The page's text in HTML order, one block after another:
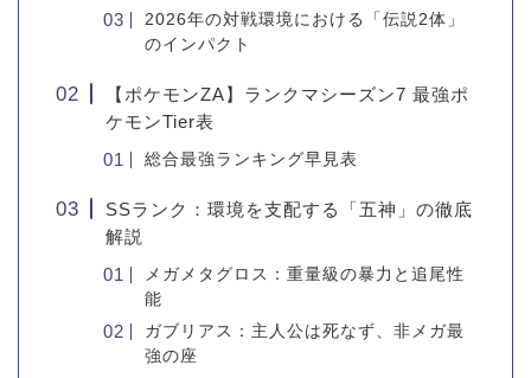
2026年の対戦環境における「伝説2体」
のインパクト
【ポケモンZA】ランクマシーズン7 最強ポ
ケモンTier表
総合最強ランキング早見表
SSランク：環境を支配する「五神」の徹底
解説
メガメタグロス：重量級の暴力と追尾性
能
ガブリアス：主人公は死なず、非メガ最
強の座